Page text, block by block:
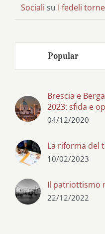
Sociali su I fedeli
Popular
Brescia e
2023: sfida e
04/12/2020
La riforma del
10/02/2023
Il patriottismo
22/12/2022